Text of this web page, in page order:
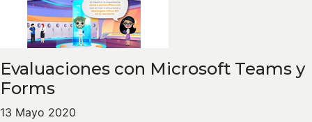
Evaluaciones con Microsoft Teams y
Forms
13 Mayo 2020